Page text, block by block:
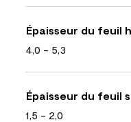
Épaisseur du feuil
4,0 - 5,3
Épaisseur du feuil
1,5 - 2,0